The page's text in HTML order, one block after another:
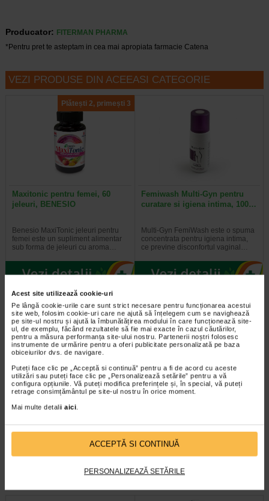
Acest site utilizează cookie-uri
Pe lângă cookie-urile care sunt strict necesare pentru funcționarea acestui
site web, folosim cookie-uri care ne ajută să înțelegem cum se navighează
pe site-ul nostru și ajută la îmbunătățirea modului în care funcționează site-
ul, de exemplu, făcând rezultatele să fie mai exacte în cazul căutărilor,
pentru a măsura performanța site-ului nostru. Partenerii noștri folosesc
instrumente de urmărire pentru a oferi publicitate personalizată pe baza
obiceiurilor dvs. de navigare.
Puteți face clic pe „Acceptă si continuă” pentru a fi de acord cu aceste
utilizări sau puteți face clic pe „Personalizează setările” pentru a vă
configura opțiunile. Vă puteți modifica preferințele și, în special, vă puteți
retrage consimțământul pe site-ul nostru în orice moment.
Mai multe detalii aici.
ACCEPTĂ SI CONTINUĂ
PERSONALIZEAZĂ SETĂRILE
Producator:
FITERMAN PHARMA
*Pentru pret te asteptam in cea mai apropiata farmacie Catena
VEZI PRODUSE DIN ACEEASI CATEGORIE
Plătești 2, primești 3
Maxitonic pentru femei, 60
jeleuri, BENESIO
Benesio MaxiTonic jeleuri pentru
femei este un supliment alimentar
sub forma de jeleuri cu aroma…
Femiwash Multi-Gyn pentru
curatare si igiena intima, 100…
Multi-Gyn FemiWash este o spuma
concentrata pentru igiena intima,
ce previne disconfortul vaginal…
Vicks Umidificator ultrasonic
cu 1 tableta aromatizanta…
Folosirea unui umidificator poate
ajuta la mentinerea umiditatii
aerului din camera intre 40% si…
Hepafort, 30 capsule, Benesio
Benesio Hepafort este un
supliment alimentar pe baza de
extracte din plante si colina…